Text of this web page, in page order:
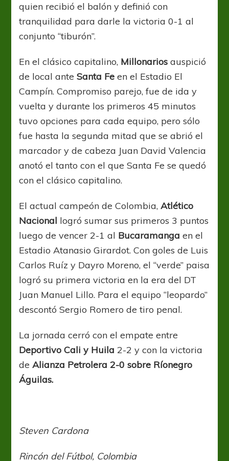
quien recibió el balón y definió con
tranquilidad para darle la victoria 0-1 al
conjunto “tiburón”.
En el clásico capitalino, Millonarios auspició
de local anteSanta Fe en el Estadio El
Campín. Compromiso parejo, fue de ida y
vuelta y durante los primeros 45 minutos
tuvo opciones para cada equipo, pero sólo
fue hasta la segunda mitad que se abrió el
marcador y de cabeza Juan David Valencia
anotó el tanto con el que Santa Fe se quedó
con el clásico capitalino.
El actual campeón de Colombia,Atlético
Nacional logró sumar sus primeros 3 puntos
luego de vencer 2-1 al Bucaramanga en el
Estadio Atanasio Girardot. Con goles de Luis
Carlos Ruíz y Dayro Moreno, el “verde” paisa
logró su primera victoria en la era del DT
Juan Manuel Lillo. Para el equipo “leopardo”
descontó Sergio Romero de tiro penal.
La jornada cerró con el empate entre
Deportivo Cali y Huila 2-2 y con la victoria
deAlianza Petrolera 2-0 sobre Ríonegro
Águilas.
Steven Cardona
Rincón del Fútbol, Colombia